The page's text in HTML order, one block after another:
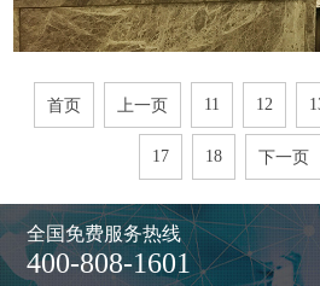
首页 上一页 11 12
17 18 下一页
全国免费服务热线
400-808-1601